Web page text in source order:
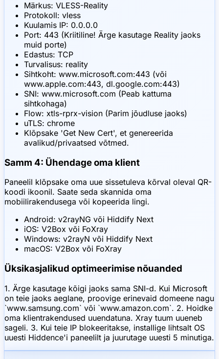
Märkus: VLESS-Reality
Protokoll: vless
Kuulamis IP: 0.0.0.0
Port: 443 (Kriitiline! Ärge kasutage Reality jaoks
muid porte)
Edastus: TCP
Turvalisus: reality
Sihtkoht: www.microsoft.com:443 (või
www.apple.com:443, dl.google.com:443)
SNI: www.microsoft.com (Peab kattuma
sihtkohaga)
Flow: xtls-rprx-vision (Parim jõudluse jaoks)
uTLS: chrome
Klõpsake 'Get New Cert', et genereerida
avalikud/privaatsed võtmed.
Samm 4: Ühendage oma klient
Paneelil klõpsake oma uue sissetuleva kõrval oleval QR-
koodi ikoonil. Saate seda skannida oma
mobiilirakendusega või kopeerida lingi.
Android: v2rayNG või Hiddify Next
iOS: V2Box või FoXray
Windows: v2rayN või Hiddify Next
macOS: V2Box või FoXray
Üksikasjalikud optimeerimise nõuanded
1. Ärge kasutage kõigi jaoks sama SNI-d. Kui Microsoft
on teie jaoks aeglane, proovige erinevaid domeene nagu
`www.samsung.com` või `www.amazon.com`. 2. Hoidke
oma klientrakendused uuendatuna. Xray tuum uueneb
sageli. 3. Kui teie IP blokeeritakse, installige lihtsalt OS
uuesti Hiddence'i paneelilt ja juurutage uuesti 5 minutiga.